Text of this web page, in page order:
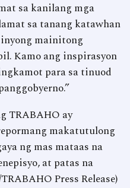
sa kanilang mga
sa tanang katawhan
inyong mainitong
Kamo ang inspirasyon
para sa tinuod
TRABAHO ay
makatutulong
ng mas mataas na
at patas na
Press Release)